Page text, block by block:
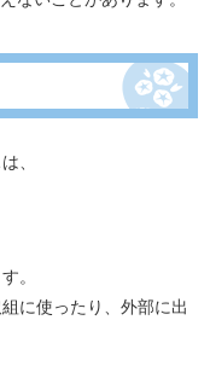
、
。
に使ったり、外部に出